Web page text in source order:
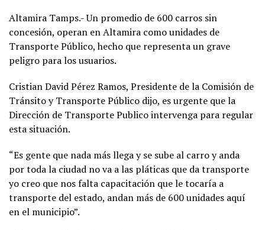
Altamira Tamps.- Un promedio de 600 carros sin
concesión, operan en Altamira como unidades de
Transporte Público, hecho que representa un grave
peligro para los usuarios.
Cristian David Pérez Ramos, Presidente de la Comisión de
Tránsito y Transporte Público dijo, es urgente que la
Dirección de Transporte Publico intervenga para regular
esta situación.
“Es gente que nada más llega y se sube al carro y anda
por toda la ciudad no va a las pláticas que da transporte
yo creo que nos falta capacitación que le tocaría a
transporte del estado, andan más de 600 unidades aquí
en el municipio”.